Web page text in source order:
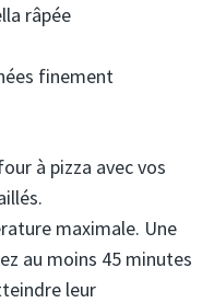
râpée
finement
à pizza avec vos
maximale. Une
au moins 45 minutes
leur